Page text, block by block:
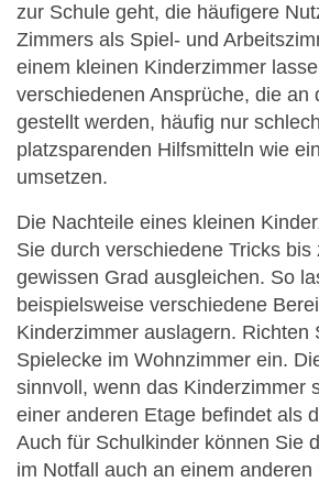
zur Schule geht, die häufigere
Zimmers als Spiel- und
einem kleinen Kinderzimmer
verschiedenen Ansprüche, die an
gestellt werden, häufig nur
platzsparenden Hilfsmitteln wie
umsetzen.
Die Nachteile eines kleinen
Sie durch verschiedene Tricks bis
gewissen Grad ausgleichen. So
beispielsweise verschiedene
Kinderzimmer auslagern. Richten
Spielecke im Wohnzimmer ein.
sinnvoll, wenn das Kinderzimmer
einer anderen Etage befindet als
Auch für Schulkinder können Sie
im Notfall auch an einem anderen